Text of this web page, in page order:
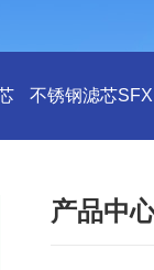
不锈钢滤芯
产品中